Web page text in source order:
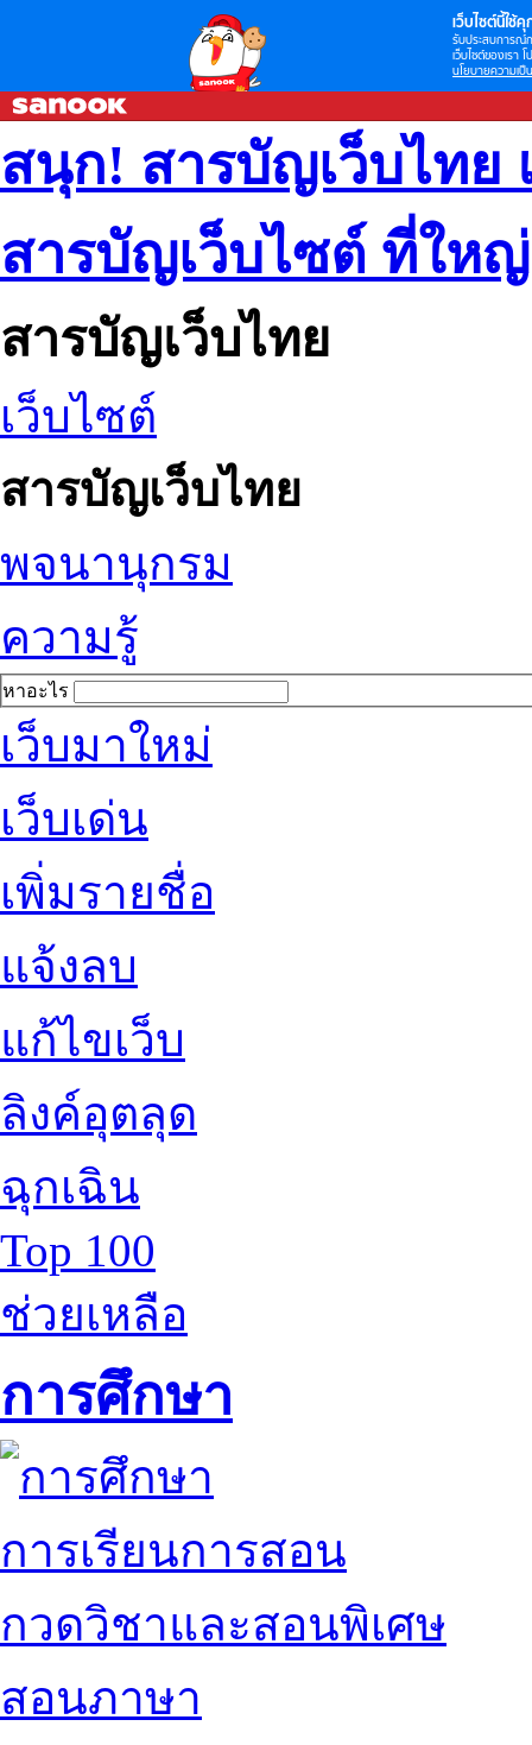
เว็บไซต์นี้ใช้คุ
รับประสบการณ์
เว็บไซต์ของเรา
นโยบายความเป็
สนุก! สารบัญเว็บไทย
สารบัญเว็บไซต์ ที่ให
สารบัญเว็บไทย
เว็บไซต์
สารบัญเว็บไทย
พจนานุกรม
ความรู้
หาอะไร
เว็บมาใหม่
เว็บเด่น
เพิ่มรายชื่อ
แจ้งลบ
แก้ไขเว็บ
ลิงค์อุตลุด
ฉุกเฉิน
Top 100
ช่วยเหลือ
การศึกษา
การเรียนการสอน
กวดวิชาและสอนพิเศษ
สอนภาษา